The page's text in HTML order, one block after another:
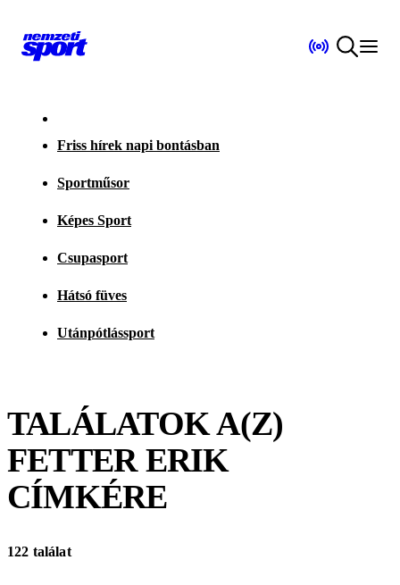
Friss hírek napi bontásban
Sportműsor
Képes Sport
Csupasport
Hátsó füves
Utánpótlássport
TALÁLATOK A(Z)
FETTER ERIK
CÍMKÉRE
122 találat